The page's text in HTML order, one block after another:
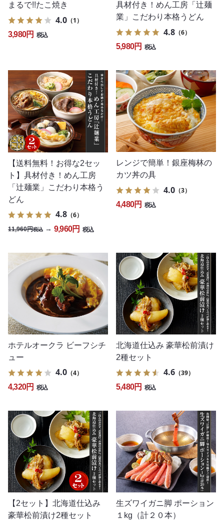
まるで!!たこ焼き
4.0 （1）
3,980円 税込
具材付き！めん工房「辻麺
業」こだわり本格うどん
4.8 （6）
5,980円 税込
【送料無料！お得な2セッ
ト】具材付き！めん工房
「辻麺業」こだわり本格う
どん
4.8 （6）
11,960円税込 → 9,960円 税込
レンジで簡単！銀座梅林の
カツ丼の具
4.0 （3）
4,480円 税込
ホテルオークラ ビーフシチ
ュー
4.0 （4）
4,320円 税込
北海道仕込み 豪華松前漬け
2種セット
4.6 （39）
5,480円 税込
【2セット】北海道仕込み
豪華松前漬け2種セット
生ズワイガニ脚 ポーション
１kg（計２０本）